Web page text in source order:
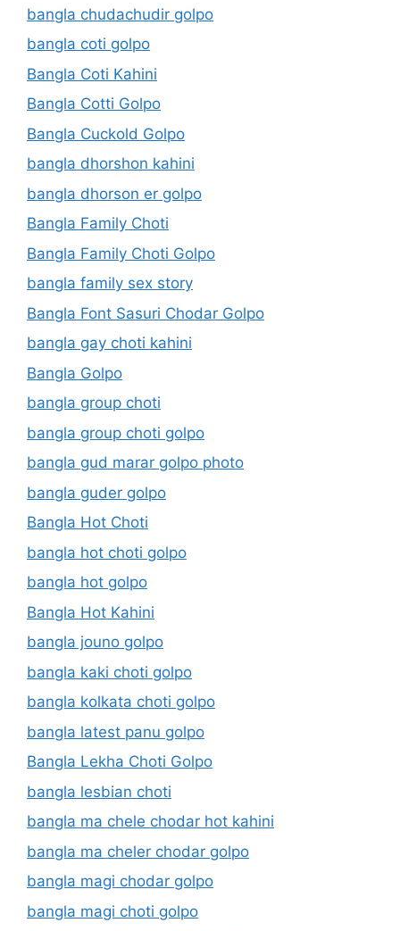
bangla chudachudir golpo
bangla coti golpo
Bangla Coti Kahini
Bangla Cotti Golpo
Bangla Cuckold Golpo
bangla dhorshon kahini
bangla dhorson er golpo
Bangla Family Choti
Bangla Family Choti Golpo
bangla family sex story
Bangla Font Sasuri Chodar Golpo
bangla gay choti kahini
Bangla Golpo
bangla group choti
bangla group choti golpo
bangla gud marar golpo photo
bangla guder golpo
Bangla Hot Choti
bangla hot choti golpo
bangla hot golpo
Bangla Hot Kahini
bangla jouno golpo
bangla kaki choti golpo
bangla kolkata choti golpo
bangla latest panu golpo
Bangla Lekha Choti Golpo
bangla lesbian choti
bangla ma chele chodar hot kahini
bangla ma cheler chodar golpo
bangla magi chodar golpo
bangla magi choti golpo